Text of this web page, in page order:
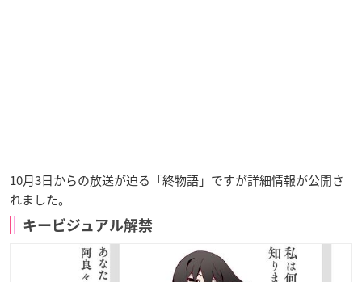
10月3日からの放送が迫る「終物語」ですが詳細情報が公開さ
れました。
キービジュアル解禁